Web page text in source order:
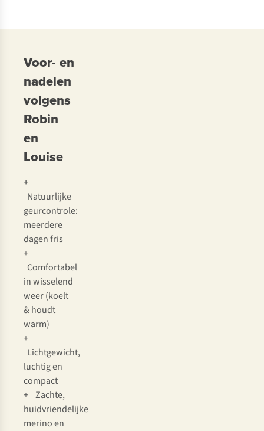
Voor- en
nadelen
volgens
Robin
en
Louise
+
Natuurlijke
geurcontrole:
meerdere
dagen fris
+
Comfortabel
in wisselend
weer (koelt
& houdt
warm)
+
Lichtgewicht,
luchtig en
compact
+ Zachte,
huidvriendelijke
merino en